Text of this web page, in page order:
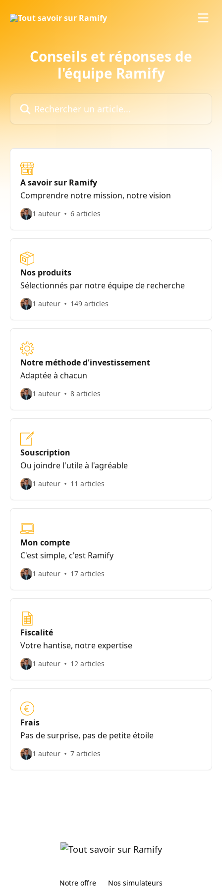
Conseils et réponses de
l'équipe Ramify
Rechercher un article...
A savoir sur Ramify
Comprendre notre mission, notre vision
1 auteur 6 articles
Nos produits
Sélectionnés par notre équipe de recherche
1 auteur 149 articles
Notre méthode d'investissement
Adaptée à chacun
1 auteur 8 articles
Souscription
Ou joindre l'utile à l'agréable
1 auteur 11 articles
Mon compte
C'est simple, c'est Ramify
1 auteur 17 articles
Fiscalité
Votre hantise, notre expertise
1 auteur 12 articles
Frais
Pas de surprise, pas de petite étoile
1 auteur 7 articles
Notre offre Nos simulateurs